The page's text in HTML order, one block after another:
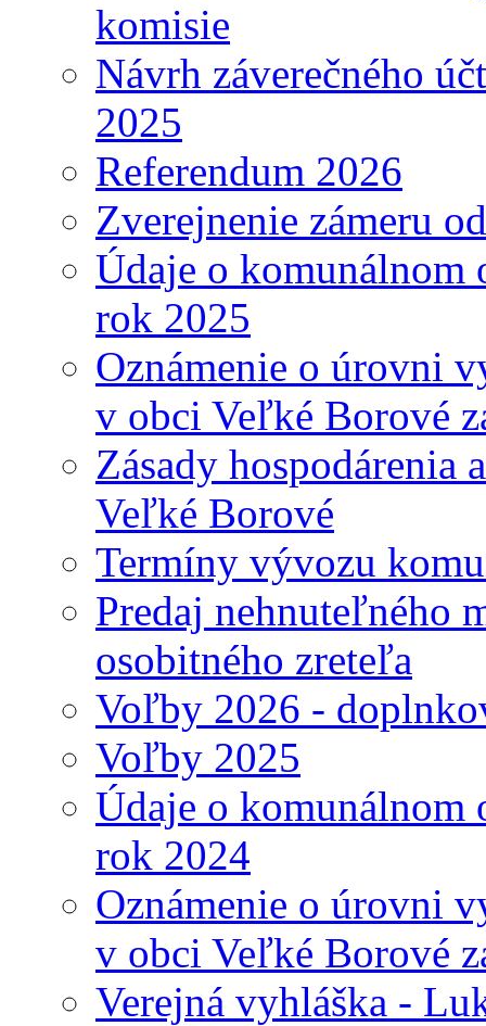
komisie
Návrh záverečného
2025
Referendum 2026
Zverejnenie zámeru
Údaje o komunálnom
rok 2025
Oznámenie o úrovni
v obci Veľké Borové
Zásady hospodárenia
Veľké Borové
Termíny vývozu
Predaj nehnuteľného
osobitného zreteľa
Voľby 2026 -
Voľby 2025
Údaje o komunálnom
rok 2024
Oznámenie o úrovni
v obci Veľké Borové
Verejná vyhláška -